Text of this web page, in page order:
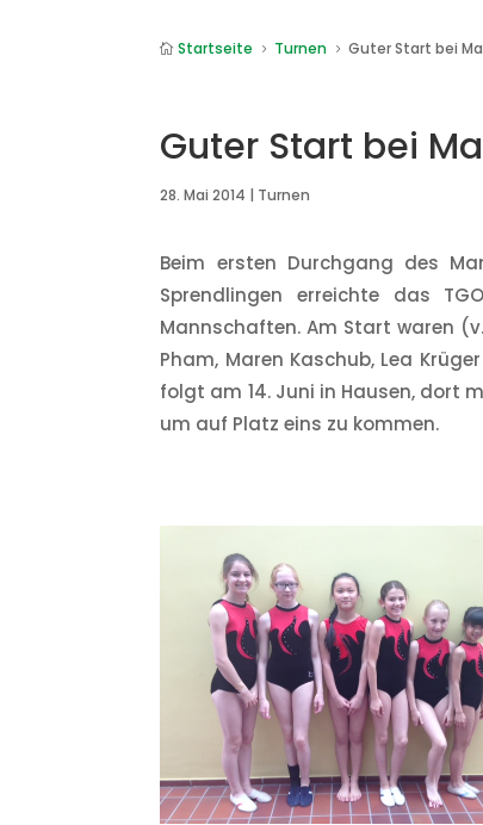
 Startseite 5 Turnen 5 Guter Start bei
Guter Start bei
28. Mai 2014 | Turnen
Beim ersten Durchgang des
Sprendlingen erreichte das
Mannschaften. Am Start waren
Pham, Maren Kaschub, Lea
folgt am 14. Juni in Hausen, dort
um auf Platz eins zu kommen.